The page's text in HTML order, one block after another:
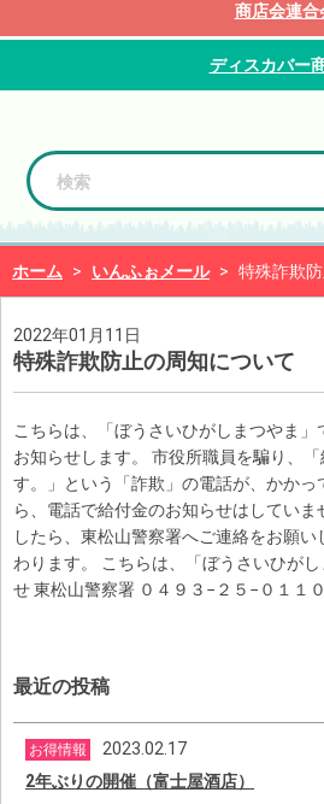
商店会連合
ディスカバー
ホーム > いんふぉメール > 特殊詐欺
2022年01月11日
特殊詐欺防止の周知について
こちらは、「ぼうさいひがしまつやま」
お知らせします。 市役所職員を騙り、
す。」という「詐欺」の電話が、かかっ
ら、電話で給付金のお知らせはしていま
したら、東松山警察署へご連絡をお願
わります。 こちらは、「ぼうさいひが
せ 東松山警察署 ０４９３−２５−０１１０
最近の投稿
お得情報
2023.02.17
2年ぶりの開催（富士屋酒店）